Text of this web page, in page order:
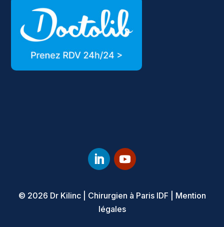
© 2026 Dr Kilinc Chirurgien à Paris IDF
Mention
légales